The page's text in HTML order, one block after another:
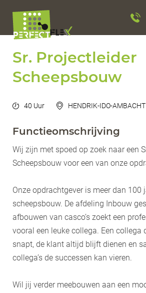
Sr. Projectleider
Scheepsbouw
40 Uur HENDRIK-IDO-AMBACHT
Functieomschrijving
Wij zijn met spoed op zoek naar een
Scheepsbouw voor een van onze
Onze opdrachtgever is meer dan 100
scheepsbouw. De afdeling Inbouw
afbouwen van casco’s zoekt een
vooral een leuke collega. Een collega
snapt, de klant altijd blijft dienen en
collega’s de successen kan vieren.
Wil jij verder meebouwen aan een